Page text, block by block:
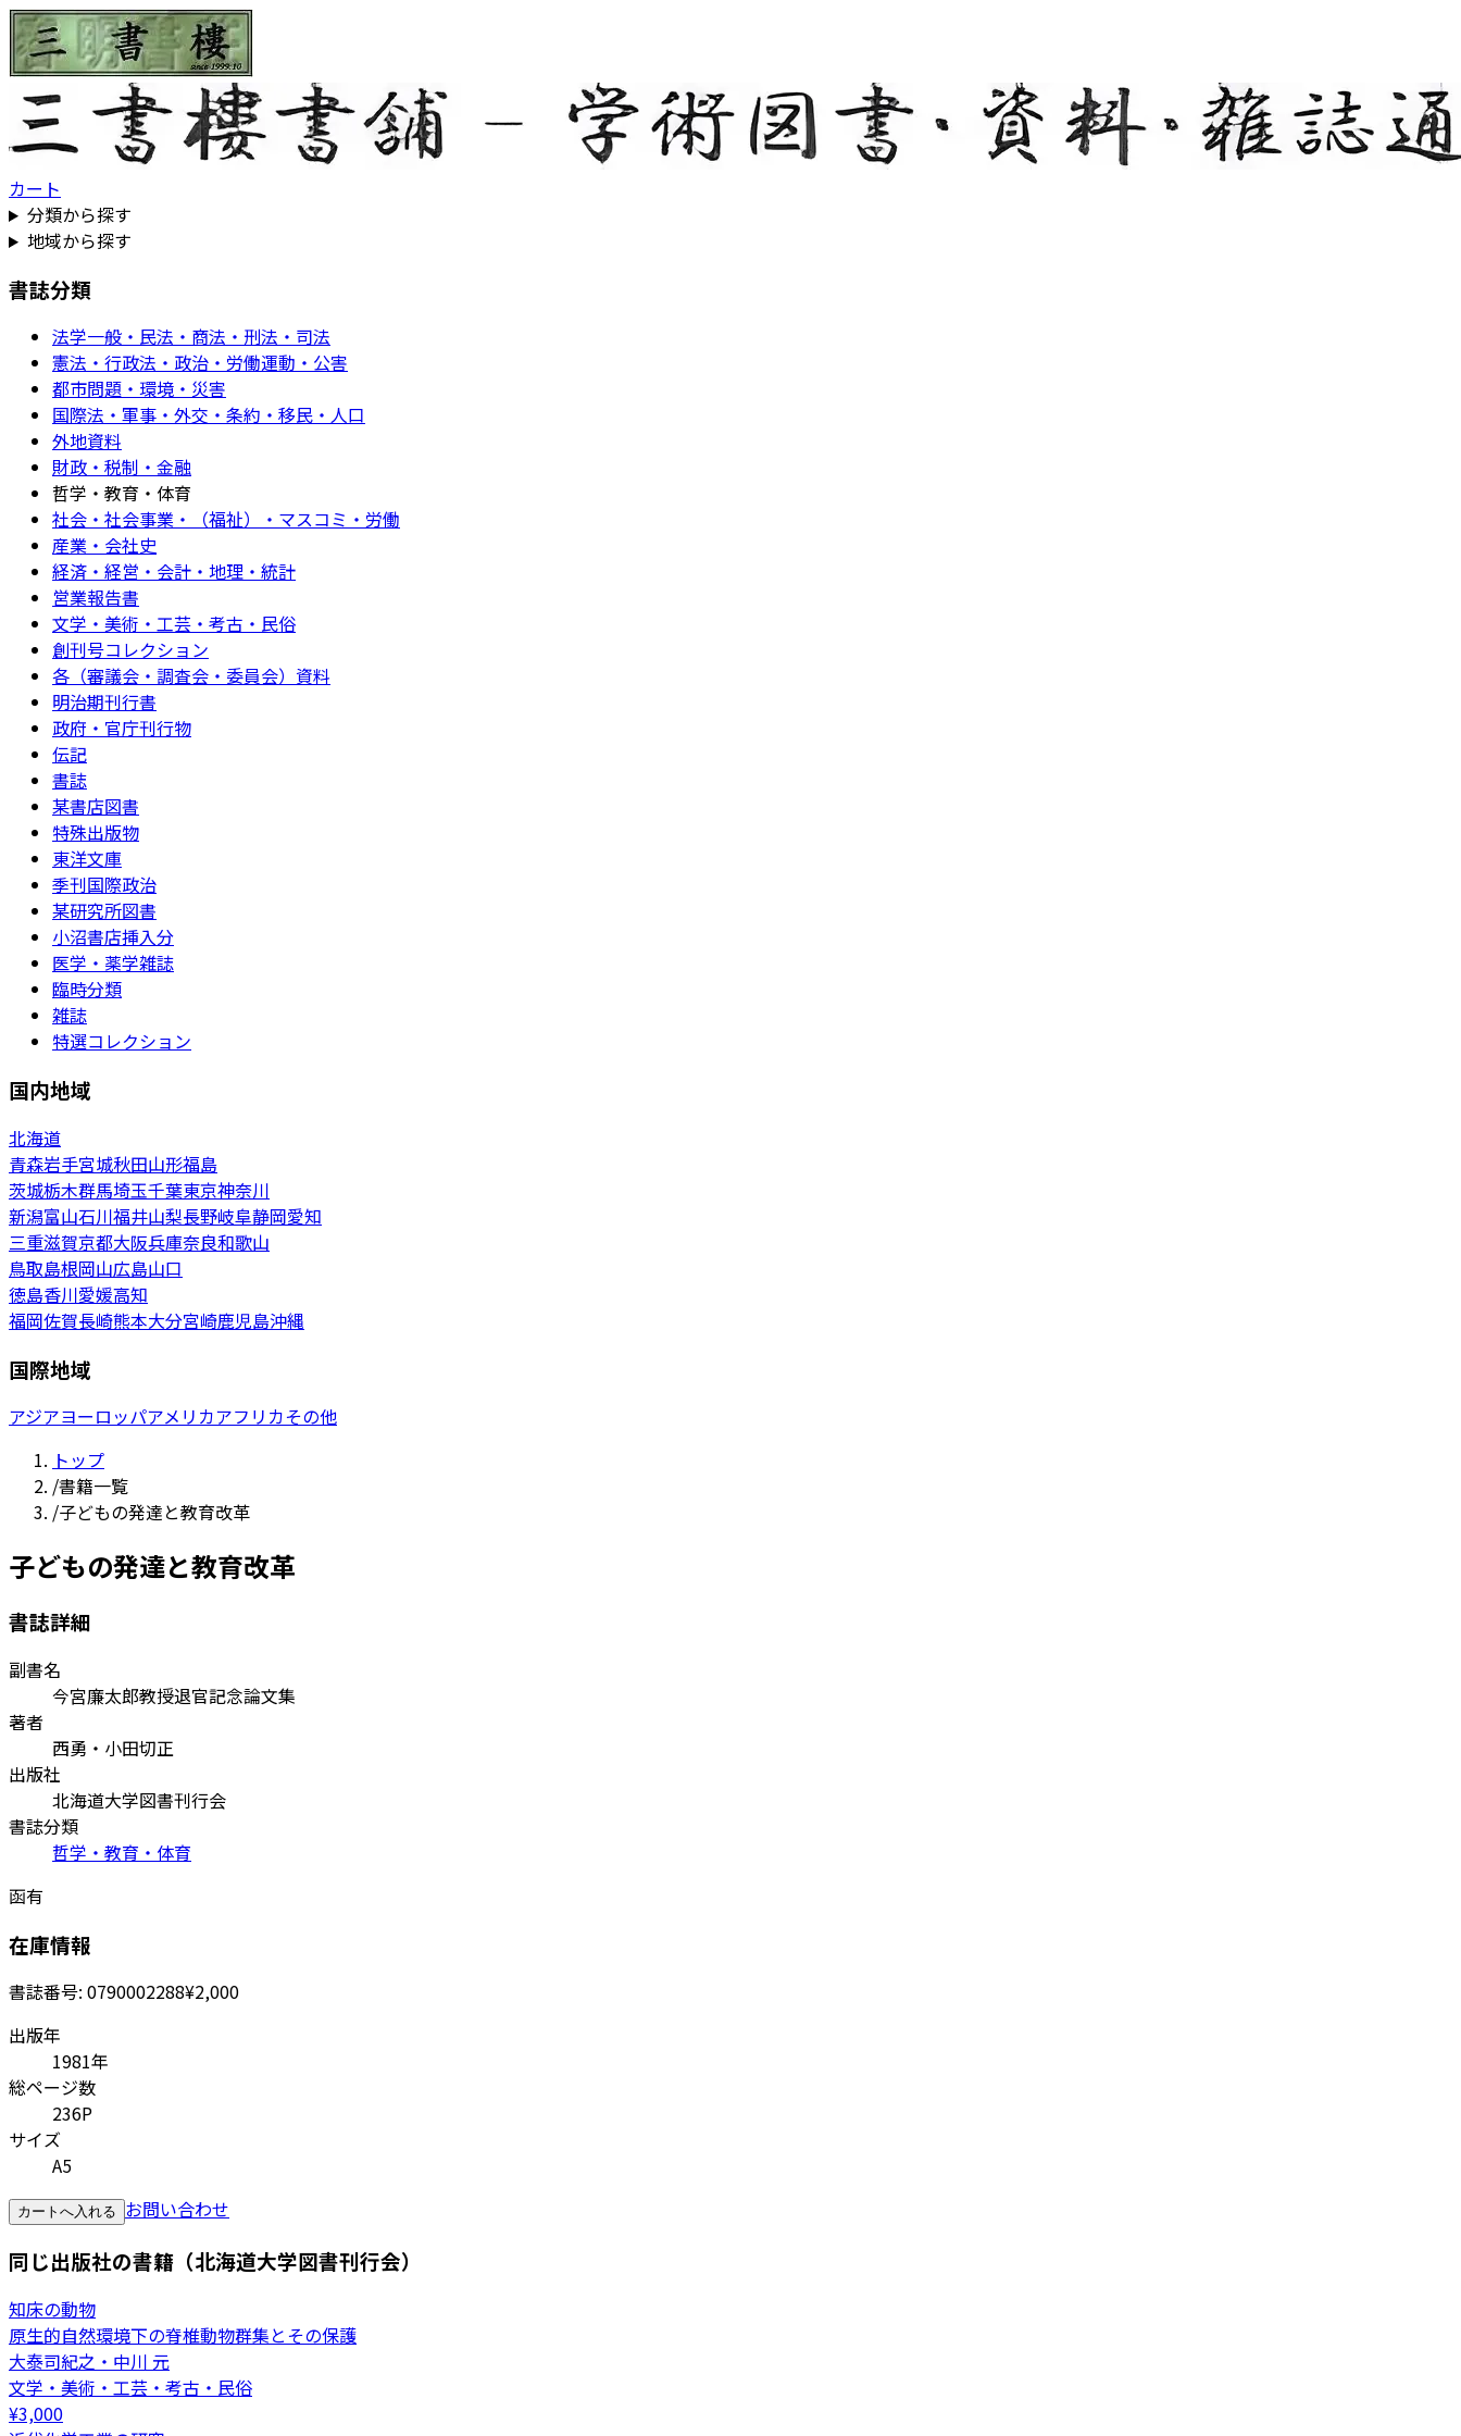
カート
分類から探す
地域から探す
書誌分類
法学一般・民法・商法・刑法・司法
憲法・行政法・政治・労働運動・公害
都市問題・環境・災害
国際法・軍事・外交・条約・移民・人口
外地資料
財政・税制・金融
哲学・教育・体育
社会・社会事業・（福祉）・マスコミ・労働
産業・会社史
経済・経営・会計・地理・統計
営業報告書
文学・美術・工芸・考古・民俗
創刊号コレクション
各（審議会・調査会・委員会）資料
明治期刊行書
政府・官庁刊行物
伝記
書誌
某書店図書
特殊出版物
東洋文庫
季刊国際政治
某研究所図書
小沼書店挿入分
医学・薬学雑誌
臨時分類
雑誌
特選コレクション
国内地域
北海道
青森岩手宮城秋田山形福島
茨城栃木群馬埼玉千葉東京神奈川
新潟富山石川福井山梨長野岐阜静岡愛知
三重滋賀京都大阪兵庫奈良和歌山
鳥取島根岡山広島山口
徳島香川愛媛高知
福岡佐賀長崎熊本大分宮崎鹿児島沖縄
国際地域
アジアヨーロッパアメリカアフリカその他
トップ
/書籍一覧
/子どもの発達と教育改革
子どもの発達と教育改革
書誌詳細
副書名
今宮廉太郎教授退官記念論文集
著者
西勇・小田切正
出版社
北海道大学図書刊行会
書誌分類
哲学・教育・体育
函有
在庫情報
書誌番号: 0790002288¥2,000
出版年
1981年
総ページ数
236P
サイズ
A5
カートへ入れる お問い合わせ
同じ出版社の書籍（北海道大学図書刊行会）
知床の動物
原生的自然環境下の脊椎動物群集とその保護
大泰司紀之・中川 元
文学・美術・工芸・考古・民俗
¥3,000